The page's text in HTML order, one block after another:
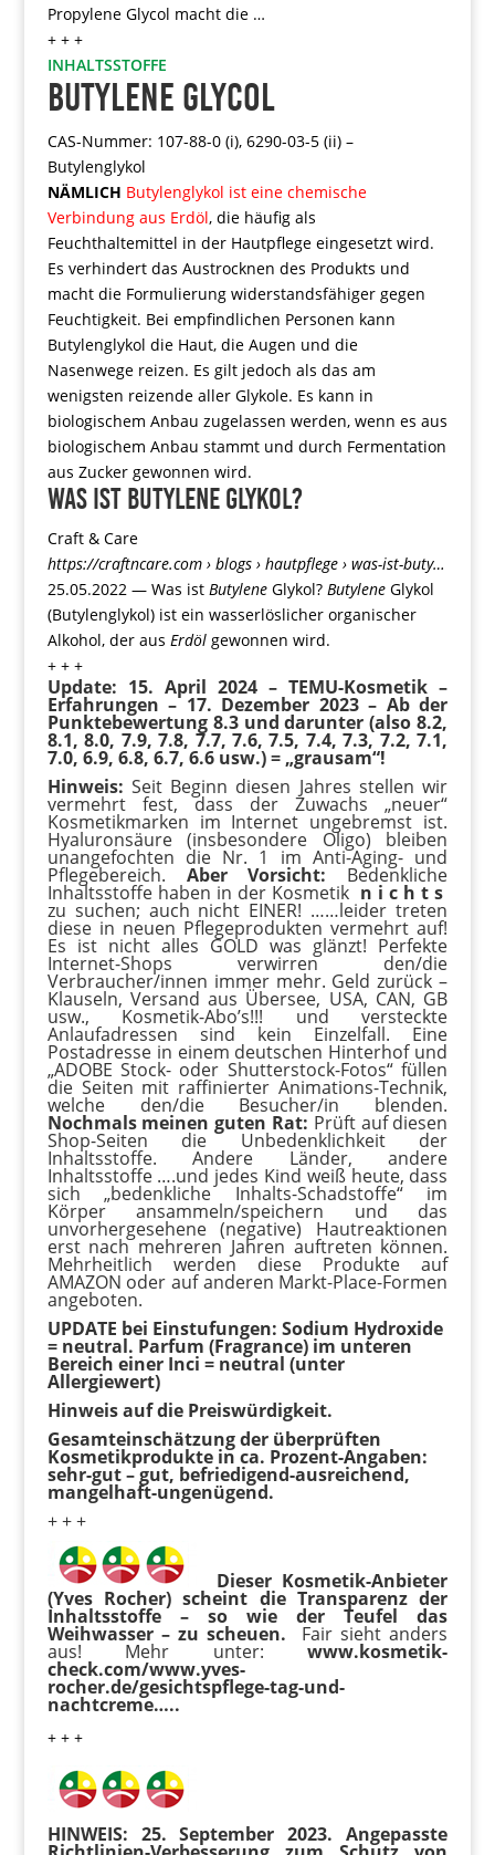
Propylene Glycol macht die …
+ + +
INHALTSSTOFFE
BUTYLENE GLYCOL
CAS-Nummer: 107-88-0 (i), 6290-03-5 (ii) –
Butylenglykol
NÄMLICH Butylenglykol ist eine chemische
Verbindung aus Erdöl, die häufig als
Feuchthaltemittel in der Hautpflege eingesetzt wird.
Es verhindert das Austrocknen des Produkts und
macht die Formulierung widerstandsfähiger gegen
Feuchtigkeit. Bei empfindlichen Personen kann
Butylenglykol die Haut, die Augen und die
Nasenwege reizen. Es gilt jedoch als das am
wenigsten reizende aller Glykole. Es kann in
biologischem Anbau zugelassen werden, wenn es aus
biologischem Anbau stammt und durch Fermentation
aus Zucker gewonnen wird.
Was ist Butylene Glykol?
Craft & Care
https://craftncare.com› blogs › hautpflege › was-ist-buty…
25.05.2022 — Was ist ButyleneGlykol? ButyleneGlykol
(Butylenglykol) ist ein wasserlöslicher organischer
Alkohol, der aus Erdölgewonnen wird.
+ + +
Update: 15. April 2024 – TEMU-Kosmetik –
Erfahrungen – 17. Dezember 2023 – Ab der
Punktebewertung 8.3 und darunter (also 8.2,
8.1, 8.0, 7.9, 7.8, 7.7, 7.6, 7.5, 7.4, 7.3, 7.2, 7.1,
7.0, 6.9, 6.8, 6.7, 6.6 usw.) = „grausam“!
Hinweis: Seit Beginn diesen Jahres stellen wir
vermehrt fest, dass der Zuwachs „neuer“
Kosmetikmarken im Internet ungebremst ist.
Hyaluronsäure (insbesondere Oligo) bleiben
unangefochten die Nr. 1 im Anti-Aging- und
Pflegebereich. Aber Vorsicht: Bedenkliche
Inhaltsstoffe haben in der Kosmetik n i c h t s
zu suchen; auch nicht EINER! ……leider treten
diese in neuen Pflegeprodukten vermehrt auf!
Es ist nicht alles GOLD was glänzt! Perfekte
Internet-Shops verwirren den/die
Verbraucher/innen immer mehr. Geld zurück –
Klauseln, Versand aus Übersee, USA, CAN, GB
usw., Kosmetik-Abo’s!!! und versteckte
Anlaufadressen sind kein Einzelfall. Eine
Postadresse in einem deutschen Hinterhof und
„ADOBE Stock- oder Shutterstock-Fotos“ füllen
die Seiten mit raffinierter Animations-Technik,
welche den/die Besucher/in blenden.
Nochmals meinen guten Rat: Prüft auf diesen
Shop-Seiten die Unbedenklichkeit der
Inhaltsstoffe. Andere Länder, andere
Inhaltsstoffe ….und jedes Kind weiß heute, dass
sich „bedenkliche Inhalts-Schadstoffe“ im
Körper ansammeln/speichern und das
unvorhergesehene (negative) Hautreaktionen
erst nach mehreren Jahren auftreten können.
Mehrheitlich werden diese Produkte auf
AMAZON oder auf anderen Markt-Place-Formen
angeboten.
UPDATE bei Einstufungen: Sodium Hydroxide
= neutral. Parfum (Fragrance) im unteren
Bereich einer Inci = neutral (unter
Allergiewert)
Hinweis auf die Preiswürdigkeit.
Gesamteinschätzung der überprüften
Kosmetikprodukte in ca. Prozent-Angaben:
sehr-gut – gut, befriedigend-ausreichend,
mangelhaft-ungenügend.
+ + +
Dieser Kosmetik-Anbieter
(Yves Rocher) scheint die Transparenz der
Inhaltsstoffe – so wie der Teufel das
Weihwasser – zu scheuen. Fair sieht anders
aus! Mehr unter:www.kosmetik-
check.com/www.yves-
rocher.de/gesichtspflege-tag-und-
nachtcreme…..
+ + +
HINWEIS: 25. September 2023. Angepasste